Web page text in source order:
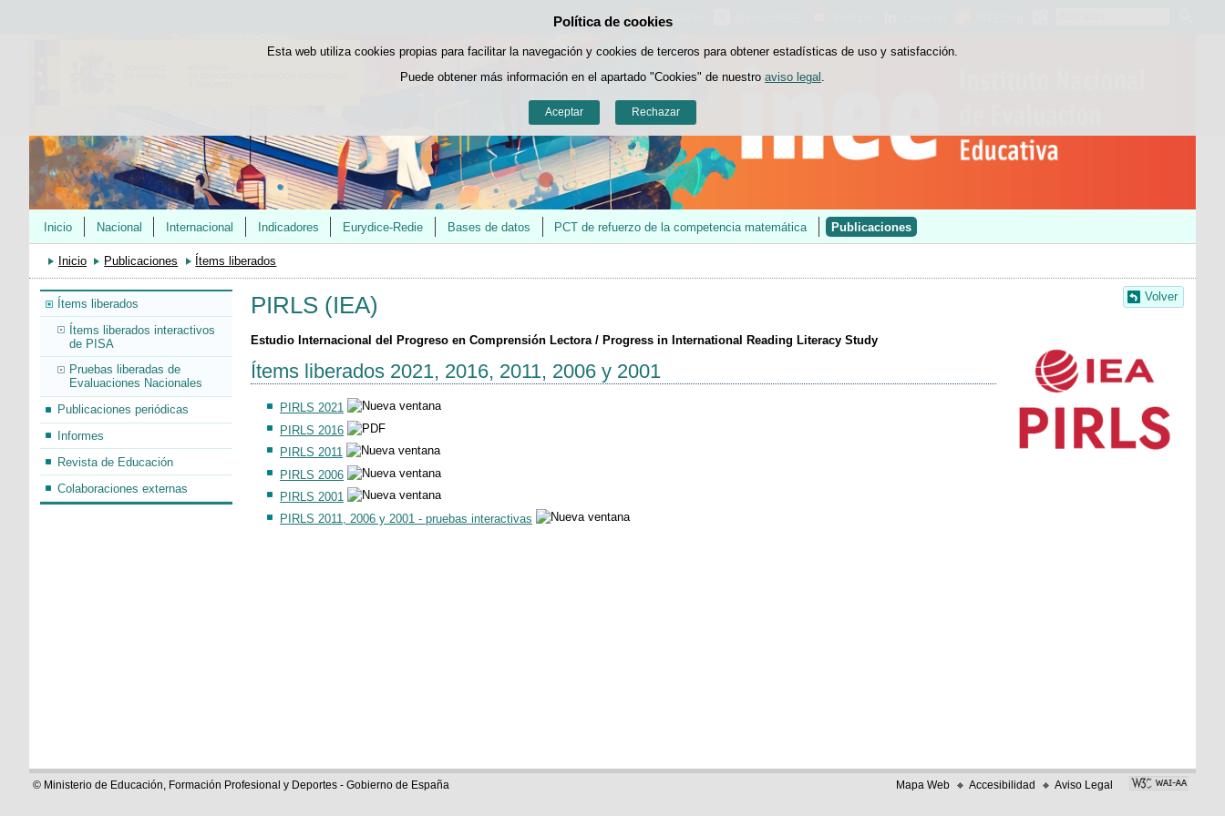
Política de cookies
Esta web utiliza cookies propias para facilitar la navegación y cookies de terceros para obtener estadísticas de uso y satisfacción.
Puede obtener más información en el apartado "Cookies" de nuestro aviso legal
Aceptar Rechazar
Saltar al contenido
Contacto
Inicio Nacional Internacional Indicadores Eurydice-Redie Bases de datos PCT de refuerzo de la competencia matemática Publicaciones
Inicio Publicaciones Ítems liberados
Ítems liberados
Ítems liberados interactivos
de PISA
Pruebas liberadas de
Evaluaciones Nacionales
Publicaciones periódicas
Informes
Revista de Educación
Colaboraciones externas
Volver
PIRLS (IEA)
Estudio Internacional del Progreso en Comprensión Lectora / Progress in International Reading Literacy Study
Ítems liberados 2021, 2016, 2011, 2006 y 2001
PIRLS 2021
PIRLS 2016
PIRLS 2011
PIRLS 2006
PIRLS 2001
PIRLS 2011, 2006 y 2001 - pruebas interactivas
© Ministerio de Educación, Formación Profesional y Deportes - Gobierno de España Mapa Web Accesibilidad Aviso Legal